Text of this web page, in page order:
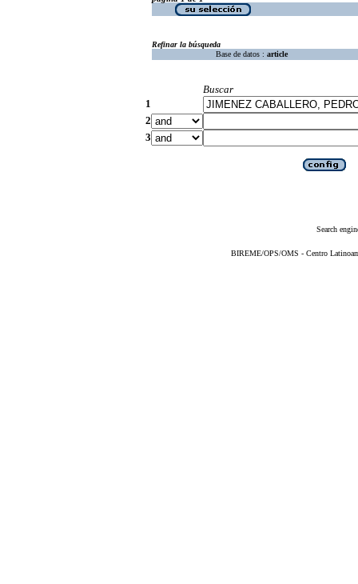
Refinar la búsqueda
Base de datos : article
Buscar
1
2
3
Search
BIREME/OPS/OMS - Centro